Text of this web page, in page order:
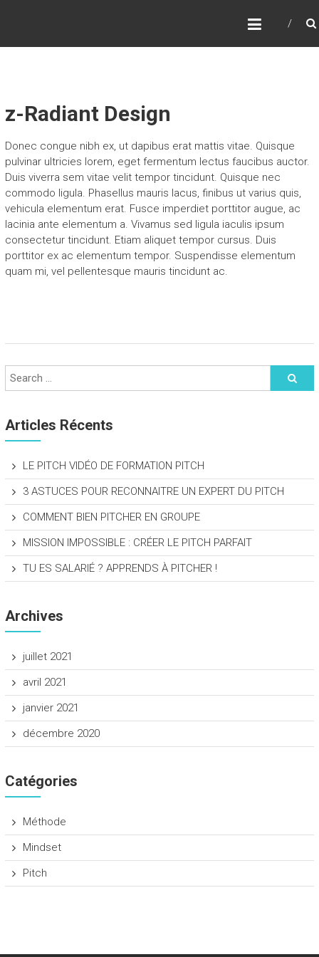
z-Radiant Design
Donec congue nibh ex, ut dapibus erat mattis vitae. Quisque
pulvinar ultricies lorem, eget fermentum lectus faucibus auctor.
Duis viverra sem vitae velit tempor tincidunt. Quisque nec
commodo ligula. Phasellus mauris lacus, finibus ut varius quis,
vehicula elementum erat. Fusce imperdiet porttitor augue, ac
lacinia ante elementum a. Vivamus sed ligula iaculis ipsum
consectetur tincidunt. Etiam aliquet tempor cursus. Duis
porttitor ex ac elementum tempor. Suspendisse elementum
quam mi, vel pellentesque mauris tincidunt ac.
Articles Récents
LE PITCH VIDÉO DE FORMATION PITCH
3 ASTUCES POUR RECONNAITRE UN EXPERT DU PITCH
COMMENT BIEN PITCHER EN GROUPE
MISSION IMPOSSIBLE : CRÉER LE PITCH PARFAIT
TU ES SALARIÉ ? APPRENDS À PITCHER !
Archives
juillet 2021
avril 2021
janvier 2021
décembre 2020
Catégories
Méthode
Mindset
Pitch